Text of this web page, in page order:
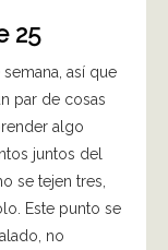
25
así que
par de cosas
algo
juntos del
se tejen tres,
Este punto se
no